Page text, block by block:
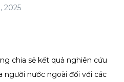
2025
chia sẻ kết quả nghiên cứu
người nước ngoài đối với các